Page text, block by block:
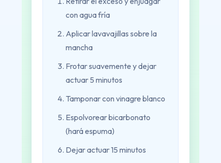
con agua fría
Aplicar lavavajillas sobre la
mancha
Frotar suavemente y dejar
actuar 5 minutos
Tamponar con vinagre blanco
Espolvorear bicarbonato
(hará espuma)
Dejar actuar 15 minutos